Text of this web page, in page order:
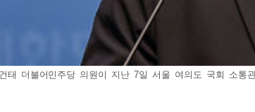
태 더불어민주당 의원이 지난 7일 서울 여의도 국회 소통